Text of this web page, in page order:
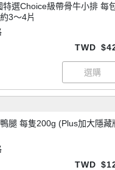
特選Choice級帶骨牛小排 每
3～4片
TWD
腿 每隻200g (Plus加大隱藏
TWD